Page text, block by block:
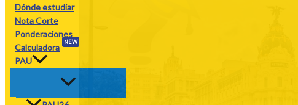
Dónde estudiar
Nota Corte
Ponderaciones
Calculadora
NEW
PAU